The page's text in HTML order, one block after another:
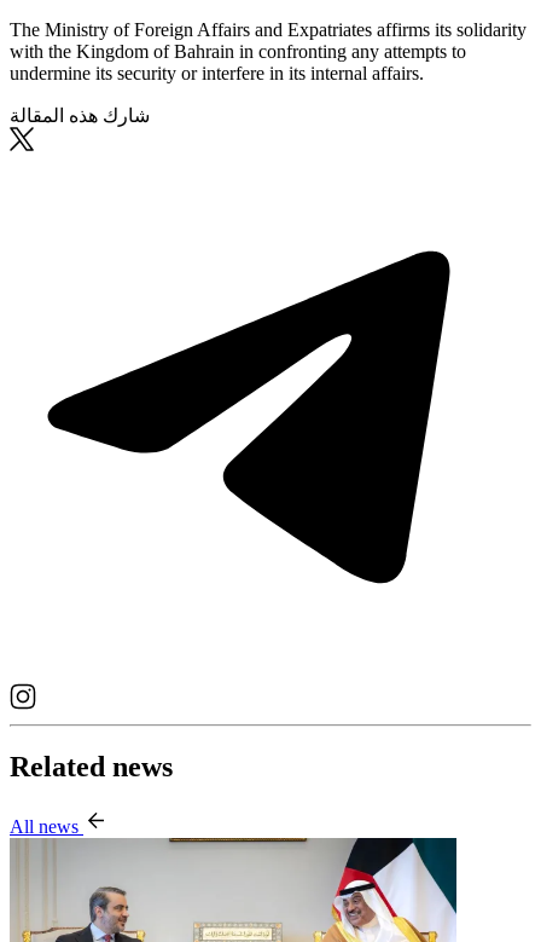
The Ministry of Foreign Affairs and Expatriates affirms its solidarity
with the Kingdom of Bahrain in confronting any attempts to
undermine its security or interfere in its internal affairs.
شارك هذه المقالة
Related news
All news